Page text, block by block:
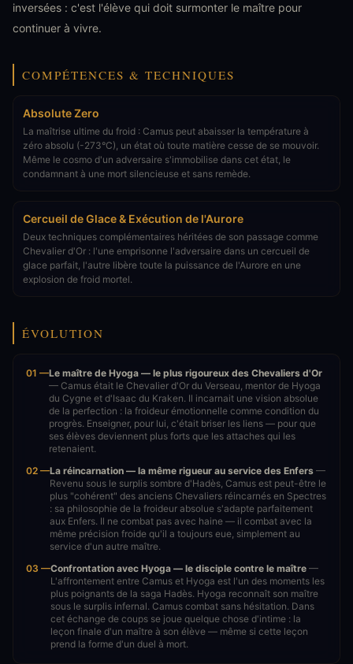
inversées : c'est l'élève qui doit surmonter le maître pour
continuer à vivre.
COMPÉTENCES & TECHNIQUES
Absolute Zero
La maîtrise ultime du froid : Camus peut abaisser la température à
zéro absolu (-273°C), un état où toute matière cesse de se mouvoir.
Même le cosmo d'un adversaire s'immobilise dans cet état, le
condamnant à une mort silencieuse et sans remède.
Cercueil de Glace & Exécution de l'Aurore
Deux techniques complémentaires héritées de son passage comme
Chevalier d'Or : l'une emprisonne l'adversaire dans un cercueil de
glace parfait, l'autre libère toute la puissance de l'Aurore en une
explosion de froid mortel.
ÉVOLUTION
01 —Le maître de Hyoga — le plus rigoureux des Chevaliers d'Or
— Camus était le Chevalier d'Or du Verseau, mentor de Hyoga
du Cygne et d'Isaac du Kraken. Il incarnait une vision absolue
de la perfection : la froideur émotionnelle comme condition du
progrès. Enseigner, pour lui, c'était briser les liens — pour que
ses élèves deviennent plus forts que les attaches qui les
retenaient.
02 —La réincarnation — la même rigueur au service des Enfers —
Revenu sous le surplis sombre d'Hadès, Camus est peut-être le
plus "cohérent" des anciens Chevaliers réincarnés en Spectres
: sa philosophie de la froideur absolue s'adapte parfaitement
aux Enfers. Il ne combat pas avec haine — il combat avec la
même précision froide qu'il a toujours eue, simplement au
service d'un autre maître.
03 —Confrontation avec Hyoga — le disciple contre le maître —
L'affrontement entre Camus et Hyoga est l'un des moments les
plus poignants de la saga Hadès. Hyoga reconnaît son maître
sous le surplis infernal. Camus combat sans hésitation. Dans
cet échange de coups se joue quelque chose d'intime : la
leçon finale d'un maître à son élève — même si cette leçon
prend la forme d'un duel à mort.